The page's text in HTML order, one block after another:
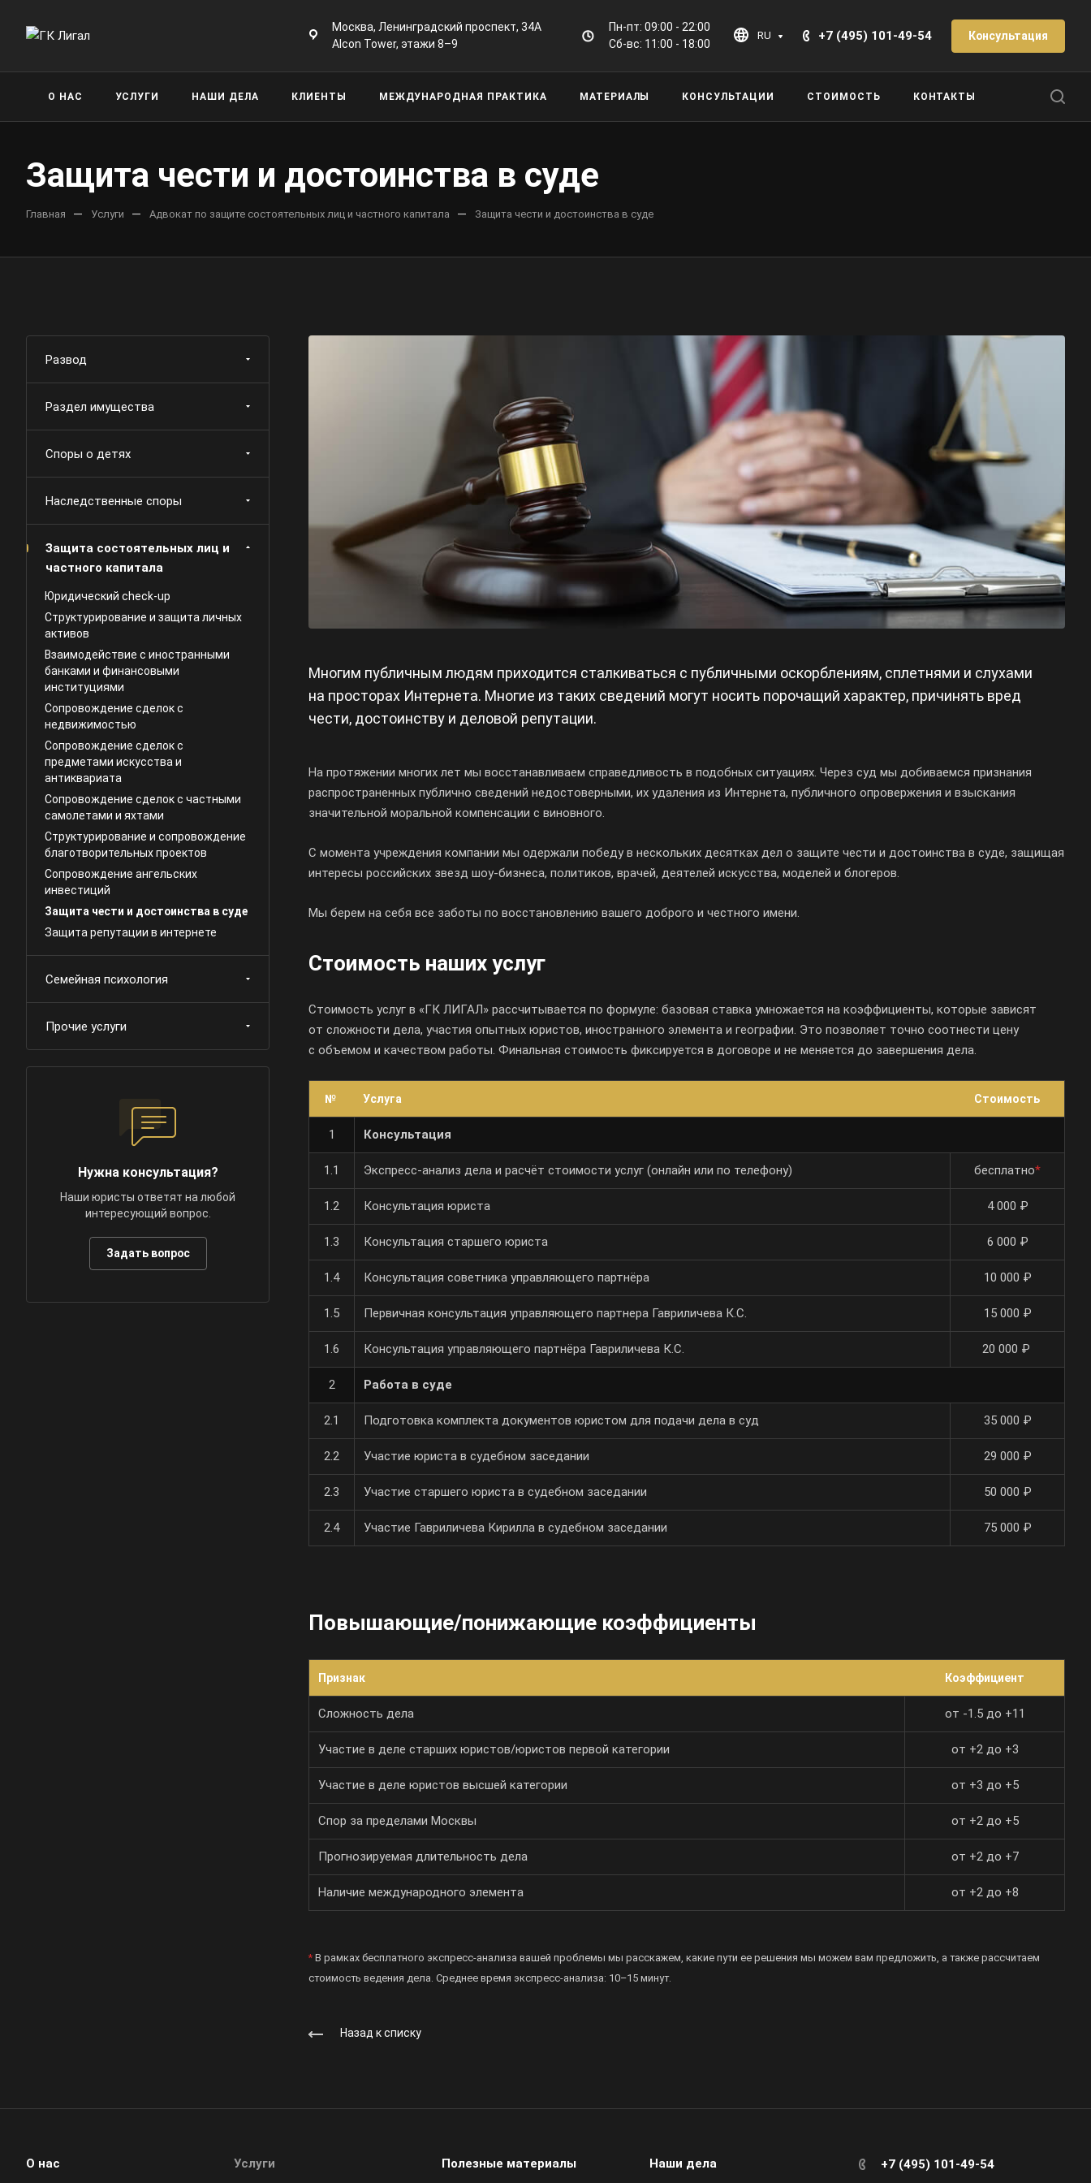
Москва, Ленинградский проспект, 34А
Alcon Tower, этажи 8–9
Пн-пт: 09:00 - 22:00
Сб-вс: 11:00 - 18:00
RU +7 (495) 101-49-54 Консультация
О НАС УСЛУГИ НАШИ ДЕЛА КЛИЕНТЫ МЕЖДУНАРОДНАЯ ПРАКТИКА МАТЕРИАЛЫ КОНСУЛЬТАЦИИ СТОИМОСТЬ КОНТАКТЫ
Защита чести и достоинства в суде
Главная — Услуги — Адвокат по защите состоятельных лиц и частного капитала — Защита чести и достоинства в суде
Многим публичным людям приходится сталкиваться с публичными оскорблениям, сплетнями и слухами
на просторах Интернета. Многие из таких сведений могут носить порочащий характер, причинять вред
чести, достоинству и деловой репутации.
На протяжении многих лет мы восстанавливаем справедливость в подобных ситуациях. Через суд мы добиваемся признания
распространенных публично сведений недостоверными, их удаления из Интернета, публичного опровержения и взыскания
значительной моральной компенсации с виновного.
С момента учреждения компании мы одержали победу в нескольких десятках дел о защите чести и достоинства в суде, защищая
интересы российских звезд шоу-бизнеса, политиков, врачей, деятелей искусства, моделей и блогеров.
Мы берем на себя все заботы по восстановлению вашего доброго и честного имени.
Стоимость наших услуг
Стоимость услуг в «ГК ЛИГАЛ» рассчитывается по формуле: базовая ставка умножается на коэффициенты, которые зависят
от сложности дела, участия опытных юристов, иностранного элемента и географии. Это позволяет точно соотнести цену
с объемом и качеством работы. Финальная стоимость фиксируется в договоре и не меняется до завершения дела.
№ Услуга Стоимость
1 Консультация
1.1 Экспресс-анализ дела и расчёт стоимости услуг (онлайн или по телефону) бесплатно*
1.2 Консультация юриста 4 000 ₽
1.3 Консультация старшего юриста 6 000 ₽
1.4 Консультация советника управляющего партнёра 10 000 ₽
1.5 Первичная консультация управляющего партнера Гавриличева К.С. 15 000 ₽
1.6 Консультация управляющего партнёра Гавриличева К.С. 20 000 ₽
2 Работа в суде
2.1 Подготовка комплекта документов юристом для подачи дела в суд 35 000 ₽
2.2 Участие юриста в судебном заседании 29 000 ₽
2.3 Участие старшего юриста в судебном заседании 50 000 ₽
2.4 Участие Гавриличева Кирилла в судебном заседании 75 000 ₽
Повышающие/понижающие коэффициенты
Признак Коэффициент
Сложность дела от -1.5 до +11
Участие в деле старших юристов/юристов первой категории от +2 до +3
Участие в деле юристов высшей категории от +3 до +5
Спор за пределами Москвы от +2 до +5
Прогнозируемая длительность дела от +2 до +7
Наличие международного элемента от +2 до +8
* В рамках бесплатного экспресс-анализа вашей проблемы мы расскажем, какие пути ее решения мы можем вам предложить, а также рассчитаем
стоимость ведения дела. Среднее время экспресс-анализа: 10–15 минут.
Назад к списку
Развод
Раздел имущества
Споры о детях
Наследственные споры
Защита состоятельных лиц и
частного капитала
Юридический check-up
Структурирование и защита личных
активов
Взаимодействие с иностранными
банками и финансовыми
институциями
Сопровождение сделок с
недвижимостью
Сопровождение сделок с
предметами искусства и
антиквариата
Сопровождение сделок с частными
самолетами и яхтами
Структурирование и сопровождение
благотворительных проектов
Сопровождение ангельских
инвестиций
Защита чести и достоинства в суде
Защита репутации в интернете
Семейная психология
Прочие услуги
Нужна консультация?
Наши юристы ответят на любой
интересующий вопрос.
Задать вопрос
О нас Услуги Полезные материалы Наши дела +7 (495) 101-49-54